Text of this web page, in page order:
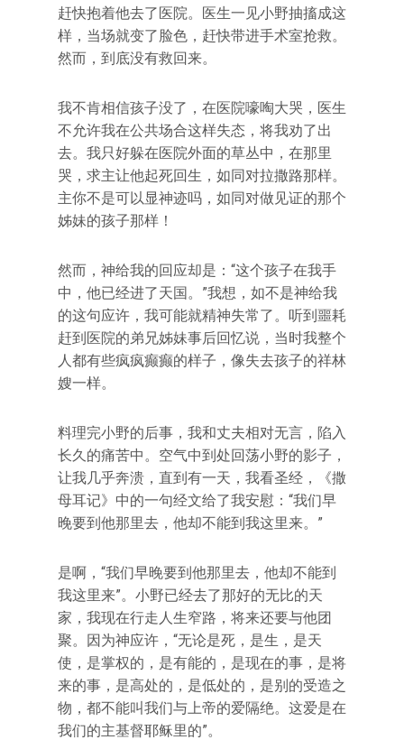
赶快抱着他去了医院。医生一见小野抽搐成这
样，当场就变了脸色，赶快带进手术室抢救。
然而，到底没有救回来。
我不肯相信孩子没了，在医院嚎啕大哭，医生
不允许我在公共场合这样失态，将我劝了出
去。我只好躲在医院外面的草丛中，在那里
哭，求主让他起死回生，如同对拉撒路那样。
主你不是可以显神迹吗，如同对做见证的那个
姊妹的孩子那样！
然而，神给我的回应却是：“这个孩子在我手
中，他已经进了天国。”我想，如不是神给我
的这句应许，我可能就精神失常了。听到噩耗
赶到医院的弟兄姊妹事后回忆说，当时我整个
人都有些疯疯癫癫的样子，像失去孩子的祥林
嫂一样。
料理完小野的后事，我和丈夫相对无言，陷入
长久的痛苦中。空气中到处回荡小野的影子，
让我几乎奔溃，直到有一天，我看圣经，《撒
母耳记》中的一句经文给了我安慰：“我们早
晚要到他那里去，他却不能到我这里来。”
是啊，“我们早晚要到他那里去，他却不能到
我这里来”。小野已经去了那好的无比的天
家，我现在行走人生窄路，将来还要与他团
聚。因为神应许，“无论是死，是生，是天
使，是掌权的，是有能的，是现在的事，是将
来的事，是高处的，是低处的，是别的受造之
物，都不能叫我们与上帝的爱隔绝。这爱是在
我们的主基督耶稣里的”。